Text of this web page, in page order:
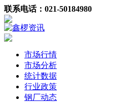
联系电话：021-50184980
市场行情
市场分析
统计数据
行业政策
钢厂动态